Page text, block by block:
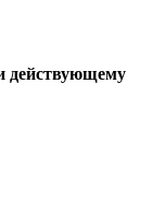
действующему